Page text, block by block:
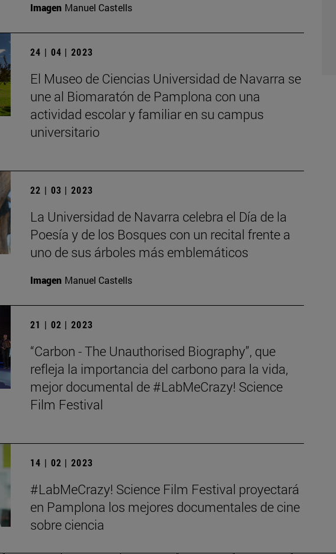
Imagen Manuel Castells
24 | 04 | 2023
El Museo de Ciencias Universidad de Navarra se
une al Biomaratón de Pamplona con una
actividad escolar y familiar en su campus
universitario
22 | 03 | 2023
La Universidad de Navarra celebra el Día de la
Poesía y de los Bosques con un recital frente a
uno de sus árboles más emblemáticos
Imagen Manuel Castells
21 | 02 | 2023
“Carbon - The Unauthorised Biography”, que
refleja la importancia del carbono para la vida,
mejor documental de #LabMeCrazy! Science
Film Festival
14 | 02 | 2023
#LabMeCrazy! Science Film Festival proyectará
en Pamplona los mejores documentales de cine
sobre ciencia